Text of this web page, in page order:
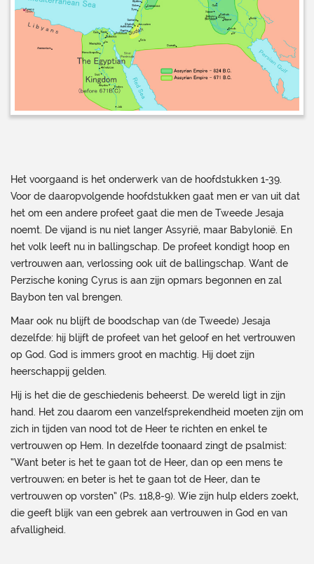
Het voorgaand is het onderwerk van de hoofdstukken 1-39.
Voor de daaropvolgende hoofdstukken gaat men er van uit dat
het om een andere profeet gaat die men de Tweede Jesaja
noemt. De vijand is nu niet langer Assyrië, maar Babylonië. En
het volk leeft nu in ballingschap. De profeet kondigt hoop en
vertrouwen aan, verlossing ook uit de ballingschap. Want de
Perzische koning Cyrus is aan zijn opmars begonnen en zal
Baybon ten val brengen.
Maar ook nu blijft de boodschap van (de Tweede) Jesaja
dezelfde: hij blijft de profeet van het geloof en het vertrouwen
op God. God is immers groot en machtig. Hij doet zijn
heerschappij gelden.
Hij is het die de geschiedenis beheerst. De wereld ligt in zijn
hand. Het zou daarom een vanzelfsprekendheid moeten zijn om
zich in tijden van nood tot de Heer te richten en enkel te
vertrouwen op Hem. In dezelfde toonaard zingt de psalmist:
“Want beter is het te gaan tot de Heer, dan op een mens te
vertrouwen; en beter is het te gaan tot de Heer, dan te
vertrouwen op vorsten” (Ps. 118,8-9). Wie zijn hulp elders zoekt,
die geeft blijk van een gebrek aan vertrouwen in God en van
afvalligheid.